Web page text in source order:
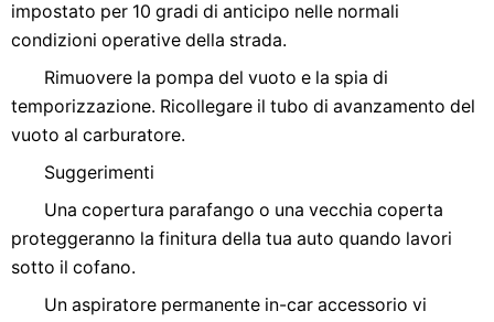
impostato per 10 gradi di anticipo nelle normali
condizioni operative della strada.
Rimuovere la pompa del vuoto e la spia di
temporizzazione. Ricollegare il tubo di avanzamento del
vuoto al carburatore.
Suggerimenti
Una copertura parafango o una vecchia coperta
proteggeranno la finitura della tua auto quando lavori
sotto il cofano.
Un aspiratore permanente in-car accessorio vi